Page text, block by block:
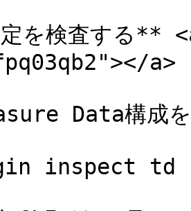
を検査する
a>
Data構成
inspect td